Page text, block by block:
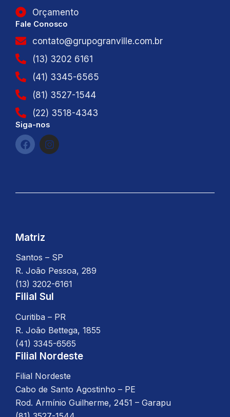
Orçamento
Fale Conosco
contato@grupogranville.com.br
(13) 3202 6161
(41) 3345-6565
(81) 3527-1544
(22) 3518-4343
Siga-nos
F
a
I
n
Matriz
Santos – SP
R. João Pessoa, 289
(13) 3202-6161
Filial Sul
Curitiba – PR
R. João Bettega, 1855
(41) 3345-6565
Filial Nordeste
Filial Nordeste
Cabo de Santo Agostinho – PE
Rod. Armínio Guilherme, 2451 – Garapu